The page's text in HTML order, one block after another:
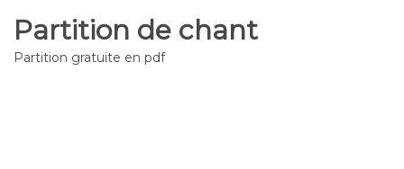
Partition de chant
Partition gratuite en pdf